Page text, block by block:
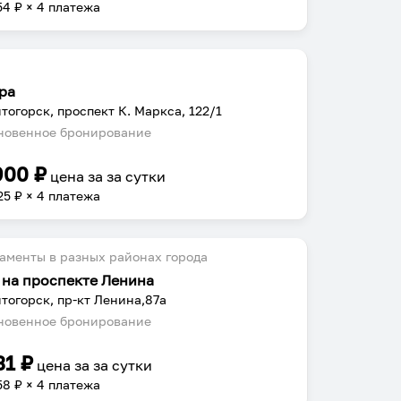
₽ × 4 платежа
проспект К. Маркса, 122/1
бронирование
₽ цена заза сутки
₽ × 4 платежа
в разных районах города
проспекте Ленина
пр-кт Ленина,87а
бронирование
₽ цена заза сутки
₽ × 4 платежа